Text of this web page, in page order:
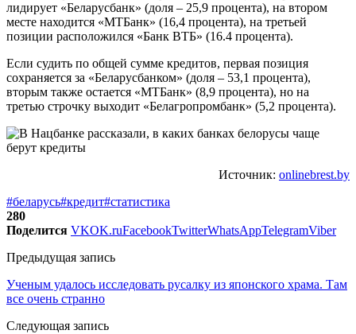
лидирует «Беларусбанк» (доля – 25,9 процента), на втором
месте находится «МТБанк» (16,4 процента), на третьей
позиции расположился «Банк ВТБ» (16.4 процента).
Если судить по общей сумме кредитов, первая позиция
сохраняется за «Беларусбанком» (доля – 53,1 процента),
вторым также остается «МТБанк» (8,9 процента), но на
третью строчку выходит «Белагропромбанк» (5,2 процента).
Источник: onlinebrest.by
#беларусь#кредит#статистика
280
Поделится VKOK.ruFacebookTwitterWhatsAppTelegramViber
Предыдущая запись
Ученым удалось исследовать русалку из японского храма. Там
все очень странно
Следующая запись